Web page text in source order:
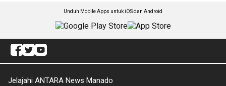
Unduh Mobile Apps untuk iOS dan Android
Jelajahi ANTARA News Manado